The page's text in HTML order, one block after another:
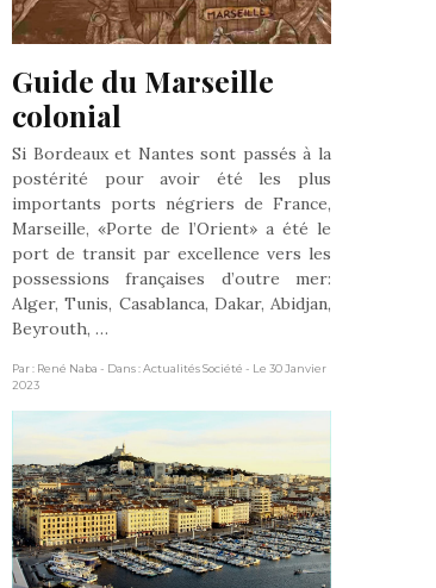
Guide du Marseille
colonial
Si Bordeaux et Nantes sont passés à la
postérité pour avoir été les plus
importants ports négriers de France,
Marseille, «Porte de l’Orient» a été le
port de transit par excellence vers les
possessions françaises d’outre mer:
Alger, Tunis, Casablanca, Dakar, Abidjan,
Beyrouth, …
Par : René Naba - Dans : Actualités Société - Le 30 Janvier
2023